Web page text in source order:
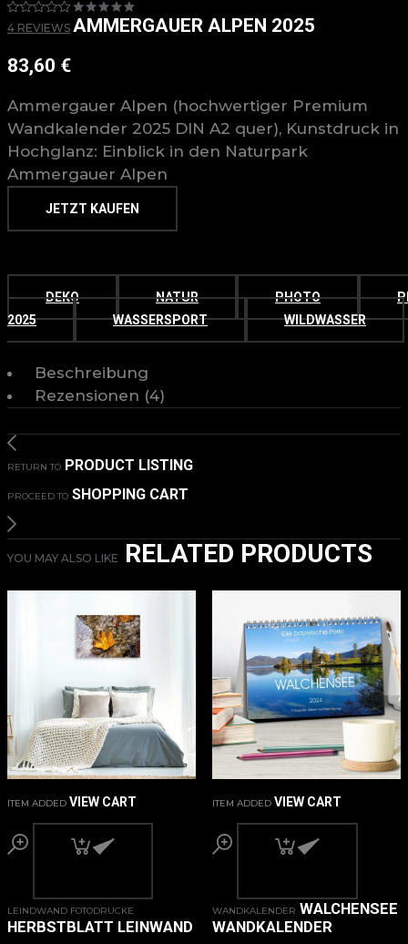
4 REVIEWS AMMERGAUER ALPEN 2025
83,60 €
Ammergauer Alpen (hochwertiger Premium
Wandkalender 2025 DIN A2 quer), Kunstdruck in
Hochglanz: Einblick in den Naturpark
Ammergauer Alpen
JETZT KAUFEN
DEKO NATUR PHOTO
2025
WASSERSPORT WILDWASSER
Beschreibung
Rezensionen (4)
RETURN TO PRODUCT LISTING
PROCEED TO SHOPPING CART
YOU MAY ALSO LIKE RELATED PRODUCTS
ITEM ADDED VIEW CART
LEINDWAND FOTODRUCKE
HERBSTBLATT LEINWAND
ITEM ADDED VIEW CART
WANDKALENDER WALCHENSEE
WANDKALENDER